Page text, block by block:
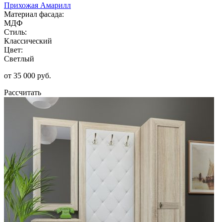
Прихожая Амарилл
Материал фасада:
МДФ
Стиль:
Классический
Цвет:
Светлый
от 35 000 руб.
Рассчитать